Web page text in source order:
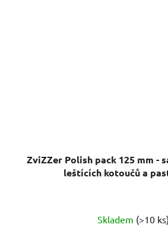
ZviZZer Polish pack 125 mm -
leštících kotoučů a
Skladem (>10 ks)